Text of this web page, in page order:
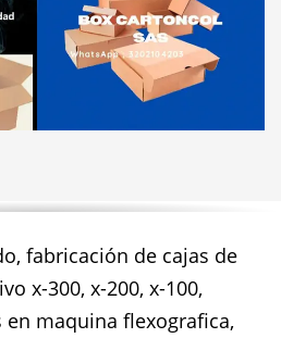
fabricación de cajas de
x-300, x-200, x-100,
maquina flexografica,